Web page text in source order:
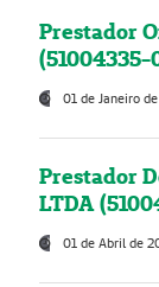
Prestador
(51004335-
01 de Janeiro
Prestador
LTDA
01 de Abril de